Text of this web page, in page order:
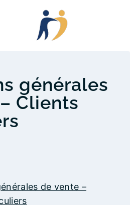
générales
Clients
de vente –